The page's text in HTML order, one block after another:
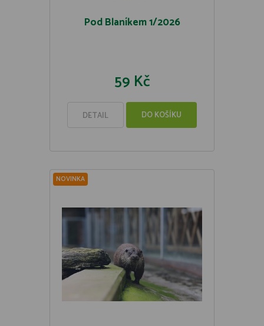
Pod Blaníkem 1/2026
59 Kč
DETAIL DO KOŠÍKU
NOVINKA